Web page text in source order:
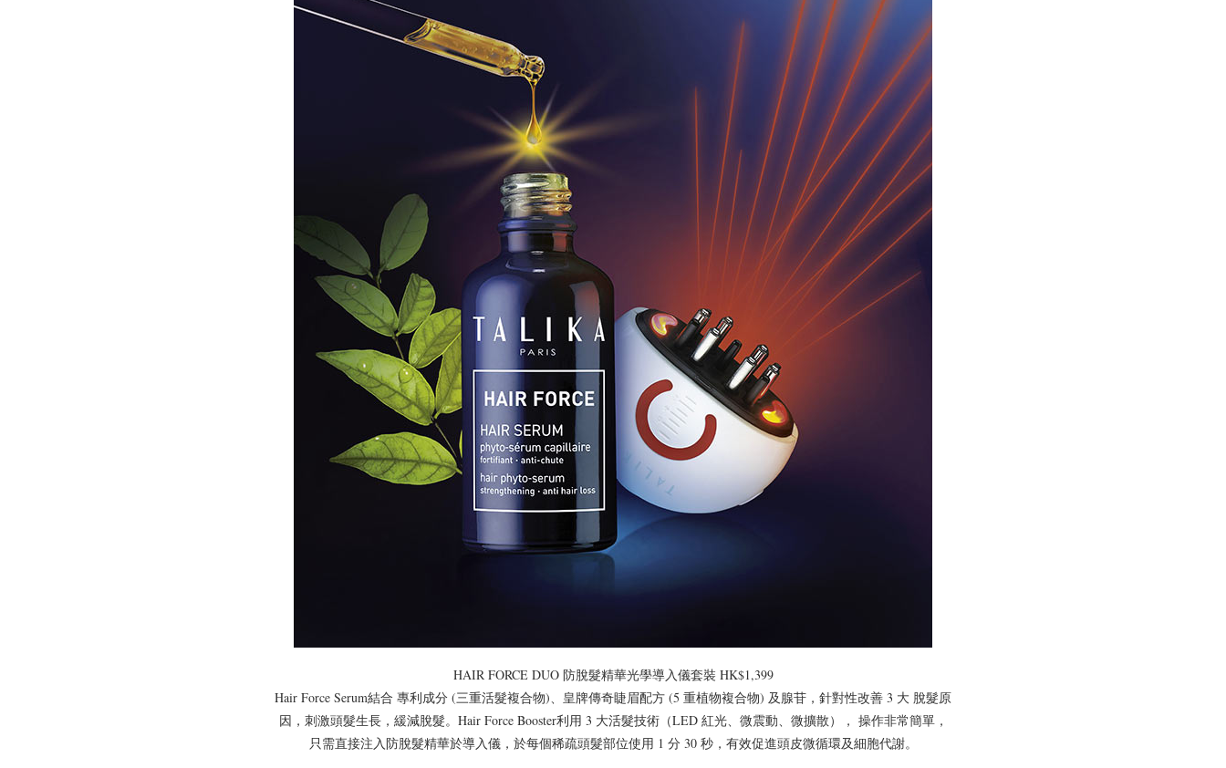
HAIR FORCE DUO 防脫髮精華光學導入儀套裝 HK$1,399
Hair Force Serum結合 專利成分 (三重活髮複合物)、皇牌傳奇睫眉配方 (5 重植物複合物) 及腺苷，針對性改善 3 大 脫髮原
因，刺激頭髮生長，緩減脫髮。Hair Force Booster利用 3 大活髮技術（LED 紅光、微震動、微擴散）， 操作非常簡單，
只需直接注入防脫髮精華於導入儀，於每個稀疏頭髮部位使用 1 分 30 秒，有效促進頭皮微循環及細胞代謝。